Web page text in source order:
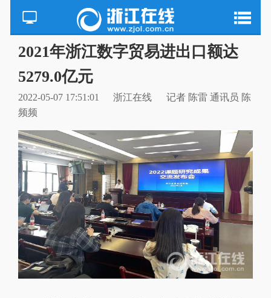
2021年浙江数字贸易进出口额达
5279.0亿元
2022-05-07 17:51:01 浙江在线
记者 陈雷 通讯员 陈
频频